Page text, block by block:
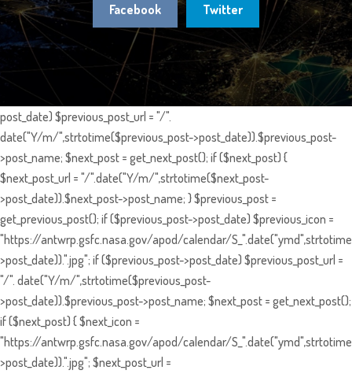
Facebook Twitter
post_date) $previous_post_url = "/".
date("Y/m/",strtotime($previous_post->post_date)).$previous_post-
>post_name; $next_post = get_next_post(); if ($next_post) {
$next_post_url = "/".date("Y/m/",strtotime($next_post-
>post_date)).$next_post->post_name; } $previous_post =
get_previous_post(); if ($previous_post->post_date) $previous_icon =
"https://antwrp.gsfc.nasa.gov/apod/calendar/
>post_date)).".jpg"; if ($previous_post->post_date) $previous_post_url =
"/". date("Y/m/",strtotime($previous_post-
>post_date)).$previous_post->post_name; $next_post = get_next_post();
if ($next_post) { $next_icon =
"https://antwrp.gsfc.nasa.gov/apod/calendar/
>post_date)).".jpg"; $next_post_url =